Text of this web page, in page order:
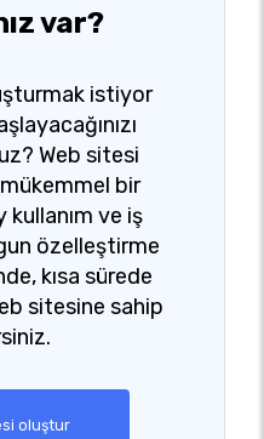
var?
istiyor
Web sitesi
bir
kullanım ve iş
özelleştirme
kısa sürede
sitesine sahip
oluştur